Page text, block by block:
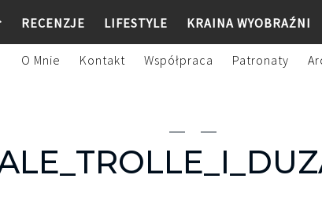
RECENZJE LIFESTYLE KRAINA WYOBRAŹNI
O Mnie Kontakt Współpraca Patronaty